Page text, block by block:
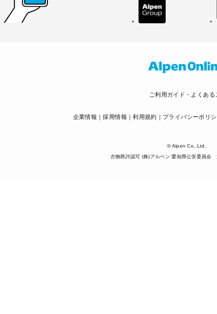
ご利用ガイド・よくある
企業情報 採用情報 利用規約 プライバシーポリ
© Alpen Co.,Ltd.
古物商許認可 (株)アルペン 愛知県公安委員